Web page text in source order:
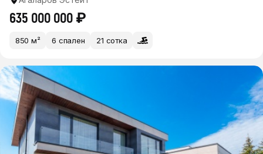
635 000 000 ₽
850 м² 6 спален 21 сотка